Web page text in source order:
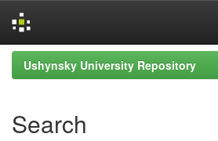
Skip
navigation
Ushynsky University Repository
Search